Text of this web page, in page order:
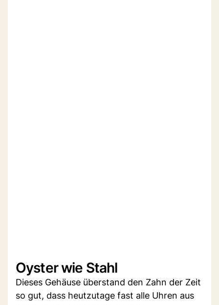
Oyster wie Stahl
Dieses Gehäuse überstand den Zahn der Zeit
so gut, dass heutzutage fast alle Uhren aus